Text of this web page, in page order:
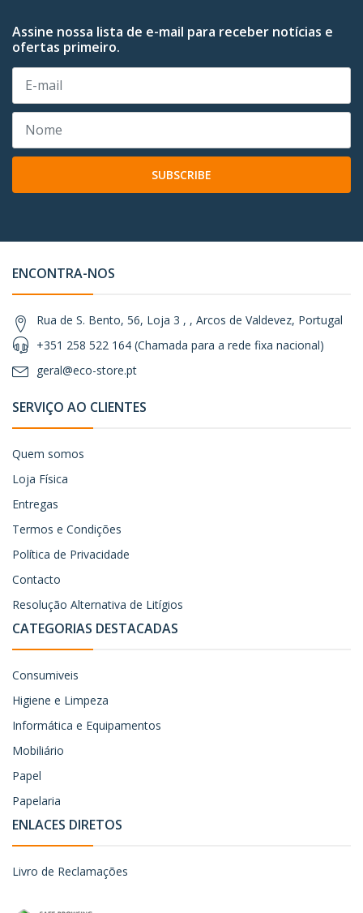
Assine nossa lista de e-mail para receber notícias e
ofertas primeiro.
SUBSCRIBE
ENCONTRA-NOS
Rua de S. Bento, 56, Loja 3 , , Arcos de Valdevez, Portugal
+351 258 522 164 (Chamada para a rede fixa nacional)
geral@eco-store.pt
SERVIÇO AO CLIENTES
Quem somos
Loja Física
Entregas
Termos e Condições
Política de Privacidade
Contacto
Resolução Alternativa de Litígios
CATEGORIAS DESTACADAS
Consumiveis
Higiene e Limpeza
Informática e Equipamentos
Mobiliário
Papel
Papelaria
ENLACES DIRETOS
Livro de Reclamações